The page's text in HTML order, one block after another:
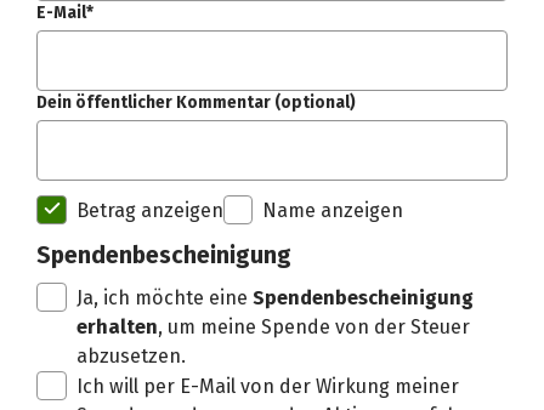
E-Mail*
Dein öffentlicher Kommentar (optional)
Betrag anzeigen Name anzeigen
Spendenbescheinigung
Ja, ich möchte eine Spendenbescheinigung
erhalten, um meine Spende von der Steuer
abzusetzen.
Ich will per E-Mail von der Wirkung meiner
Spendenempfänger